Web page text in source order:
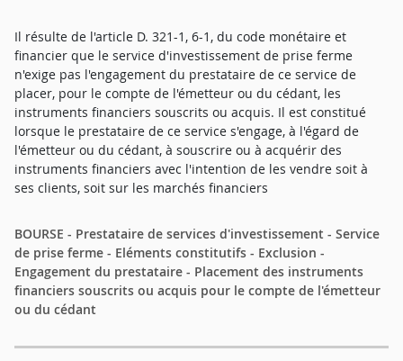
Il résulte de l'article D. 321-1, 6-1, du code monétaire et
financier que le service d'investissement de prise ferme
n'exige pas l'engagement du prestataire de ce service de
placer, pour le compte de l'émetteur ou du cédant, les
instruments financiers souscrits ou acquis. Il est constitué
lorsque le prestataire de ce service s'engage, à l'égard de
l'émetteur ou du cédant, à souscrire ou à acquérir des
instruments financiers avec l'intention de les vendre soit à
ses clients, soit sur les marchés financiers
BOURSE - Prestataire de services d'investissement - Service
de prise ferme - Eléments constitutifs - Exclusion -
Engagement du prestataire - Placement des instruments
financiers souscrits ou acquis pour le compte de l'émetteur
ou du cédant